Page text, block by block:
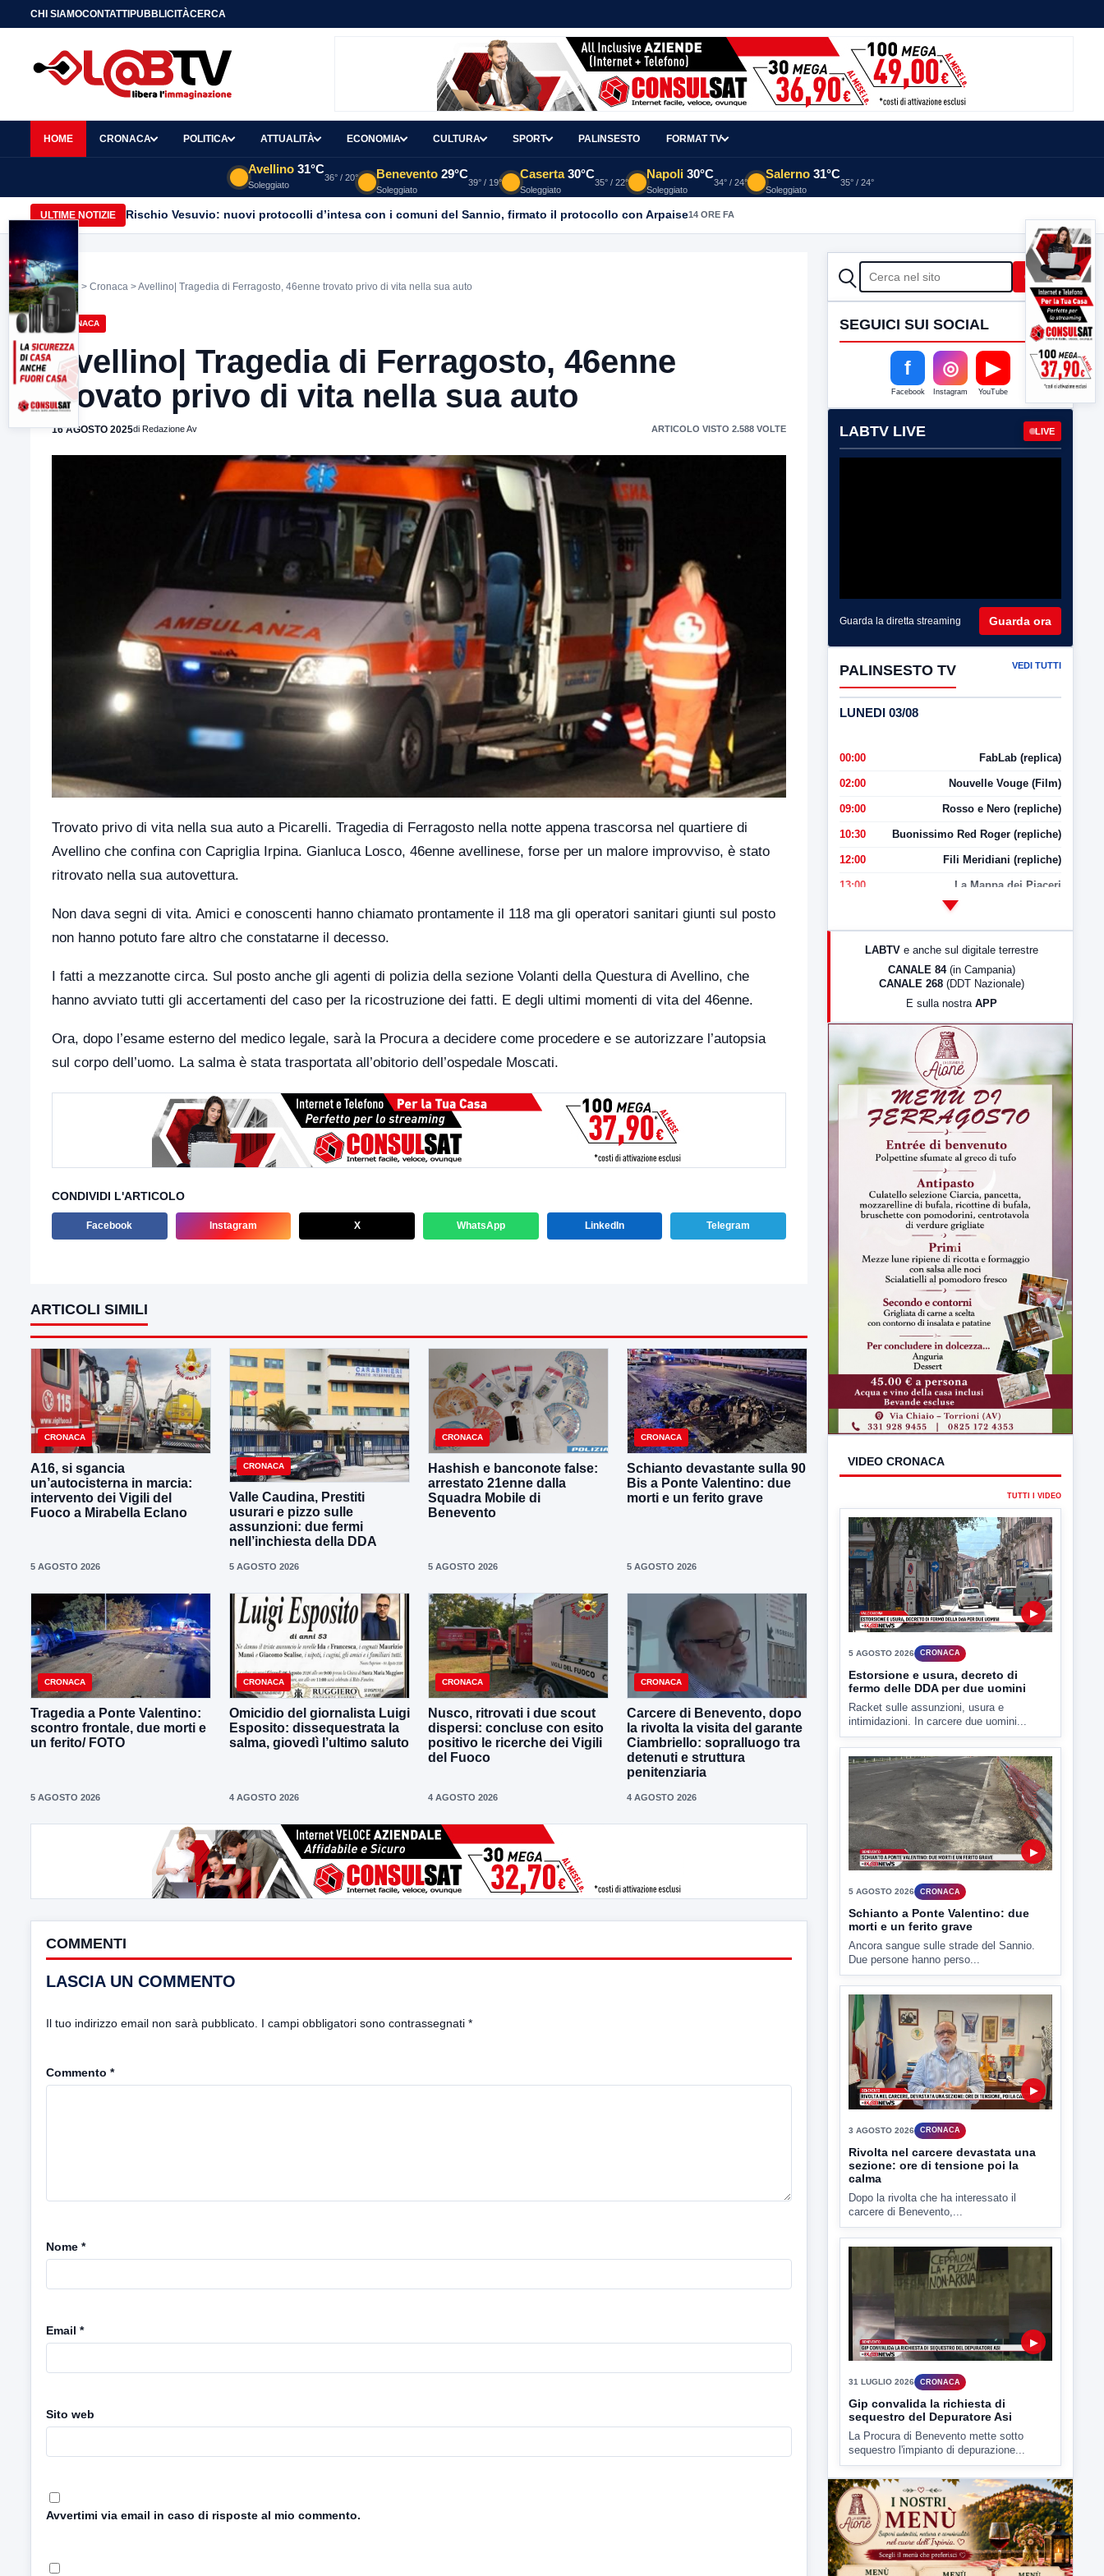
CHI SIAMOCONTATTIPUBBLICITÀCERCA
HOME CRONACA POLITICA ATTUALITÀ ECONOMIA CULTURA SPORT PALINSESTO FORMAT TV
Avellino 31°C
Soleggiato
36° / 20° Benevento 29°C
Soleggiato
39° / 19°
Caserta 30°C
Soleggiato
35° / 22°
Napoli 30°C
Soleggiato
34° / 24°
Salerno 31°C
Soleggiato
35° / 24°
ULTIME NOTIZIE Rischio Vesuvio: nuovi protocolli d’intesa con i comuni del Sannio, firmato il protocollo con Arpaise14 ORE FA
Home > Cronaca > Avellino| Tragedia di Ferragosto, 46enne trovato privo di vita nella sua auto
CRONACA
Avellino| Tragedia di Ferragosto, 46enne
trovato privo di vita nella sua auto
16 AGOSTO 2025di Redazione Av ARTICOLO VISTO 2.588 VOLTE
Trovato privo di vita nella sua auto a Picarelli. Tragedia di Ferragosto nella notte appena trascorsa nel quartiere di
Avellino che confina con Capriglia Irpina. Gianluca Losco, 46enne avellinese, forse per un malore improvviso, è stato
ritrovato nella sua autovettura.
Non dava segni di vita. Amici e conoscenti hanno chiamato prontamente il 118 ma gli operatori sanitari giunti sul posto
non hanno potuto fare altro che constatarne il decesso.
I fatti a mezzanotte circa. Sul posto anche gli agenti di polizia della sezione Volanti della Questura di Avellino, che
hanno avviato tutti gli accertamenti del caso per la ricostruzione dei fatti. E degli ultimi momenti di vita del 46enne.
Ora, dopo l’esame esterno del medico legale, sarà la Procura a decidere come procedere e se autorizzare l’autopsia
sul corpo dell’uomo. La salma è stata trasportata all’obitorio dell’ospedale Moscati.
CONDIVIDI L'ARTICOLO
Facebook Instagram X WhatsApp LinkedIn Telegram
ARTICOLI SIMILI
CRONACA
A16, si sgancia
un’autocisterna in marcia:
intervento dei Vigili del
Fuoco a Mirabella Eclano
5 AGOSTO 2026
CRONACA
Valle Caudina, Prestiti
usurari e pizzo sulle
assunzioni: due fermi
nell’inchiesta della DDA
5 AGOSTO 2026
CRONACA
Hashish e banconote false:
arrestato 21enne dalla
Squadra Mobile di
Benevento
5 AGOSTO 2026
CRONACA
Schianto devastante sulla 90
Bis a Ponte Valentino: due
morti e un ferito grave
5 AGOSTO 2026
CRONACA
Tragedia a Ponte Valentino:
scontro frontale, due morti e
un ferito/ FOTO
5 AGOSTO 2026
CRONACA
Omicidio del giornalista Luigi
Esposito: dissequestrata la
salma, giovedì l’ultimo saluto
4 AGOSTO 2026
CRONACA
Nusco, ritrovati i due scout
dispersi: concluse con esito
positivo le ricerche dei Vigili
del Fuoco
4 AGOSTO 2026
CRONACA
Carcere di Benevento, dopo
la rivolta la visita del garante
Ciambriello: sopralluogo tra
detenuti e struttura
penitenziaria
4 AGOSTO 2026
COMMENTI
LASCIA UN COMMENTO
Il tuo indirizzo email non sarà pubblicato. I campi obbligatori sono contrassegnati *
Commento *
Nome *
Email *
Sito web
Avvertimi via email in caso di risposte al mio commento.
CERCA Cerca
SEGUICI SUI SOCIAL
f
Facebook
◎
Instagram
▶
YouTube
LABTV LIVE LIVE
Guarda la diretta streaming Guarda ora
PALINSESTO TV VEDI TUTTI
LUNEDI 03/08
00:00 FabLab (replica)
02:00 Nouvelle Vouge (Film)
09:00 Rosso e Nero (repliche)
10:30 Buonissimo Red Roger (repliche)
12:00 Fili Meridiani (repliche)
13:00 La Mappa dei Piaceri
LabNews (Diretta)
LabNews (replica)
LABTV e anche sul digitale terrestre
CANALE 84 (in Campania)
CANALE 268 (DDT Nazionale)
E sulla nostra APP
VIDEO CRONACA
TUTTI I VIDEO
▶
5 AGOSTO 2026 CRONACA
Estorsione e usura, decreto di
fermo delle DDA per due uomini
Racket sulle assunzioni, usura e
intimidazioni. In carcere due uomini...
▶
5 AGOSTO 2026 CRONACA
Schianto a Ponte Valentino: due
morti e un ferito grave
Ancora sangue sulle strade del Sannio.
Due persone hanno perso...
▶
3 AGOSTO 2026 CRONACA
Rivolta nel carcere devastata una
sezione: ore di tensione poi la
calma
Dopo la rivolta che ha interessato il
carcere di Benevento,...
▶
31 LUGLIO 2026 CRONACA
Gip convalida la richiesta di
sequestro del Depuratore Asi
La Procura di Benevento mette sotto
sequestro l'impianto di depurazione...